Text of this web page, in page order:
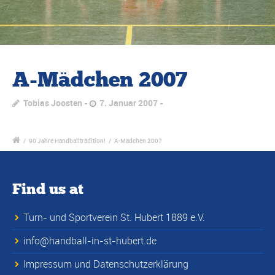
A-Mädchen 2007
Tobias Joosten 7. Januar 2007
/ 90 Jahre Handballtradition! / A-Mädchen 2007
Find us at
Turn- und Sportverein St. Hubert 1889 e.V.
info@handball-in-st-hubert.de
Impressum und Datenschutzerklärung